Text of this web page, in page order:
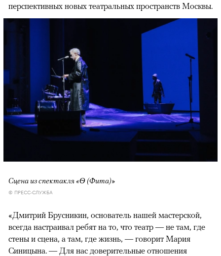
перспективных новых театральных пространств Москвы.
Сцена из спектакля «Ѳ (Фита)»
© ПРЕСС-СЛУЖБА
«Дмитрий Брусникин, основатель нашей мастерской,
всегда настраивал ребят на то, что театр — не там, где
стены и сцена, а там, где жизнь, — говорит Мария
Синицына. — Для нас доверительные отношения